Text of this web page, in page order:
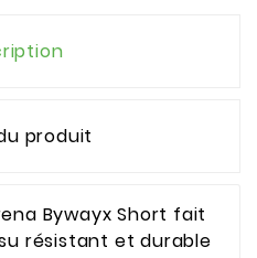
produit
Bywayx Short fait
résistant et durable